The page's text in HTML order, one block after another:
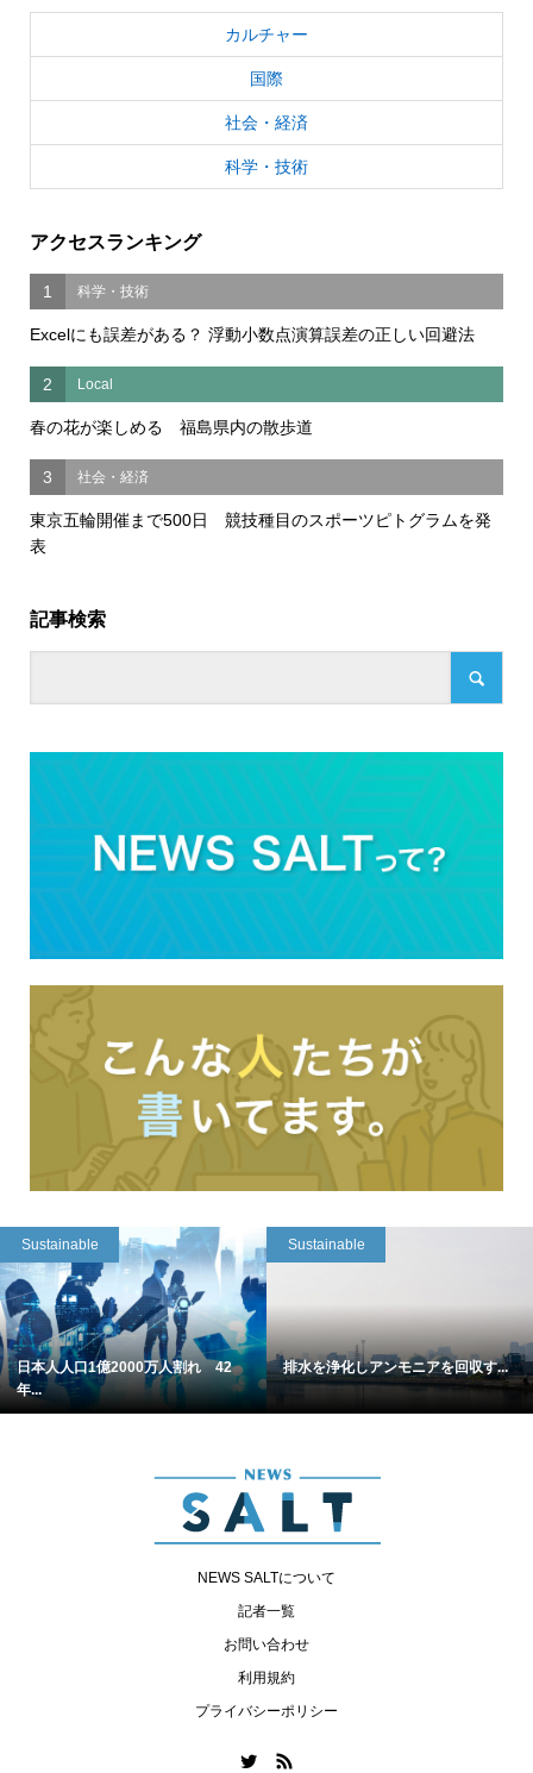
カルチャー
国際
社会・経済
科学・技術
アクセスランキング
1 科学・技術
Excelにも誤差がある？ 浮動小数点演算誤差の正しい回避法
2 Local
春の花が楽しめる 福島県内の散歩道
3 社会・経済
東京五輪開催まで500日 競技種目のスポーツピトグラムを発
表
記事検索
Sustainable
日本人人口1億2000万人割れ 42
年...
Sustainable
排水を浄化しアンモニアを回収す...
NEWS SALTについて
記者一覧
お問い合わせ
利用規約
プライバシーポリシー